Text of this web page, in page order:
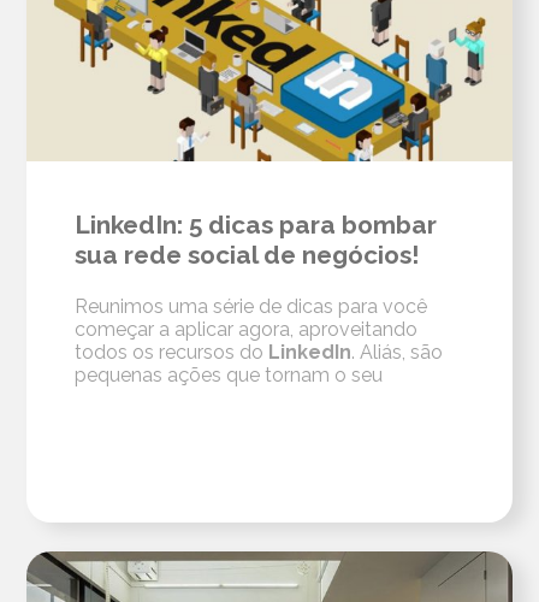
LinkedIn: 5 dicas para bombar
sua rede social de negócios!
Reunimos uma série de dicas para você
começar a aplicar agora, aproveitando
todos os recursos do LinkedIn. Aliás, são
pequenas ações que tornam o seu